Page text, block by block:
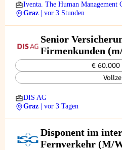
Iventa. The Human Management
Graz
| vor 3 Stunden
Senior
Firmenkunden
€ 60.000
DIS AG
Graz
| vor 3 Tagen
Disponent im
Fernverkehr (M/